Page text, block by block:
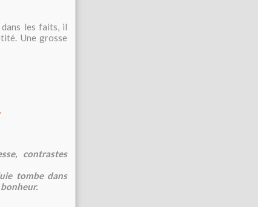
dans les faits, il
Une grosse
contrastes
tombe dans